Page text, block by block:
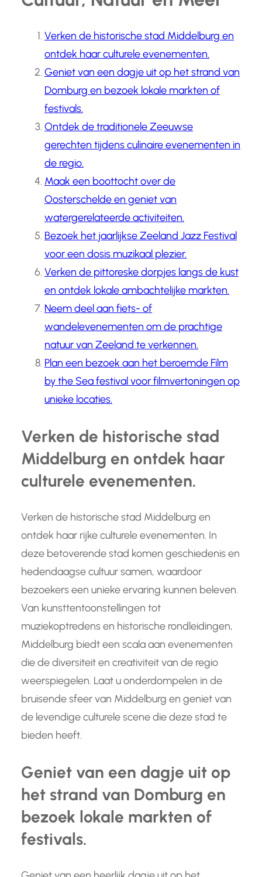
Verken de historische stad Middelburg en
ontdek haar culturele evenementen.
Geniet van een dagje uit op het strand van
Domburg en bezoek lokale markten of
festivals.
Ontdek de traditionele Zeeuwse
gerechten tijdens culinaire evenementen in
de regio.
Maak een boottocht over de
Oosterschelde en geniet van
watergerelateerde activiteiten.
Bezoek het jaarlijkse Zeeland Jazz Festival
voor een dosis muzikaal plezier.
Verken de pittoreske dorpjes langs de kust
en ontdek lokale ambachtelijke markten.
Neem deel aan fiets- of
wandelevenementen om de prachtige
natuur van Zeeland te verkennen.
Plan een bezoek aan het beroemde Film
by the Sea festival voor filmvertoningen op
unieke locaties.
Verken de historische stad
Middelburg en ontdek haar
culturele evenementen.
Verken de historische stad Middelburg en
ontdek haar rijke culturele evenementen. In
deze betoverende stad komen geschiedenis en
hedendaagse cultuur samen, waardoor
bezoekers een unieke ervaring kunnen beleven.
Van kunsttentoonstellingen tot
muziekoptredens en historische rondleidingen,
Middelburg biedt een scala aan evenementen
die de diversiteit en creativiteit van de regio
weerspiegelen. Laat u onderdompelen in de
bruisende sfeer van Middelburg en geniet van
de levendige culturele scene die deze stad te
bieden heeft.
Geniet van een dagje uit op
het strand van Domburg en
bezoek lokale markten of
festivals.